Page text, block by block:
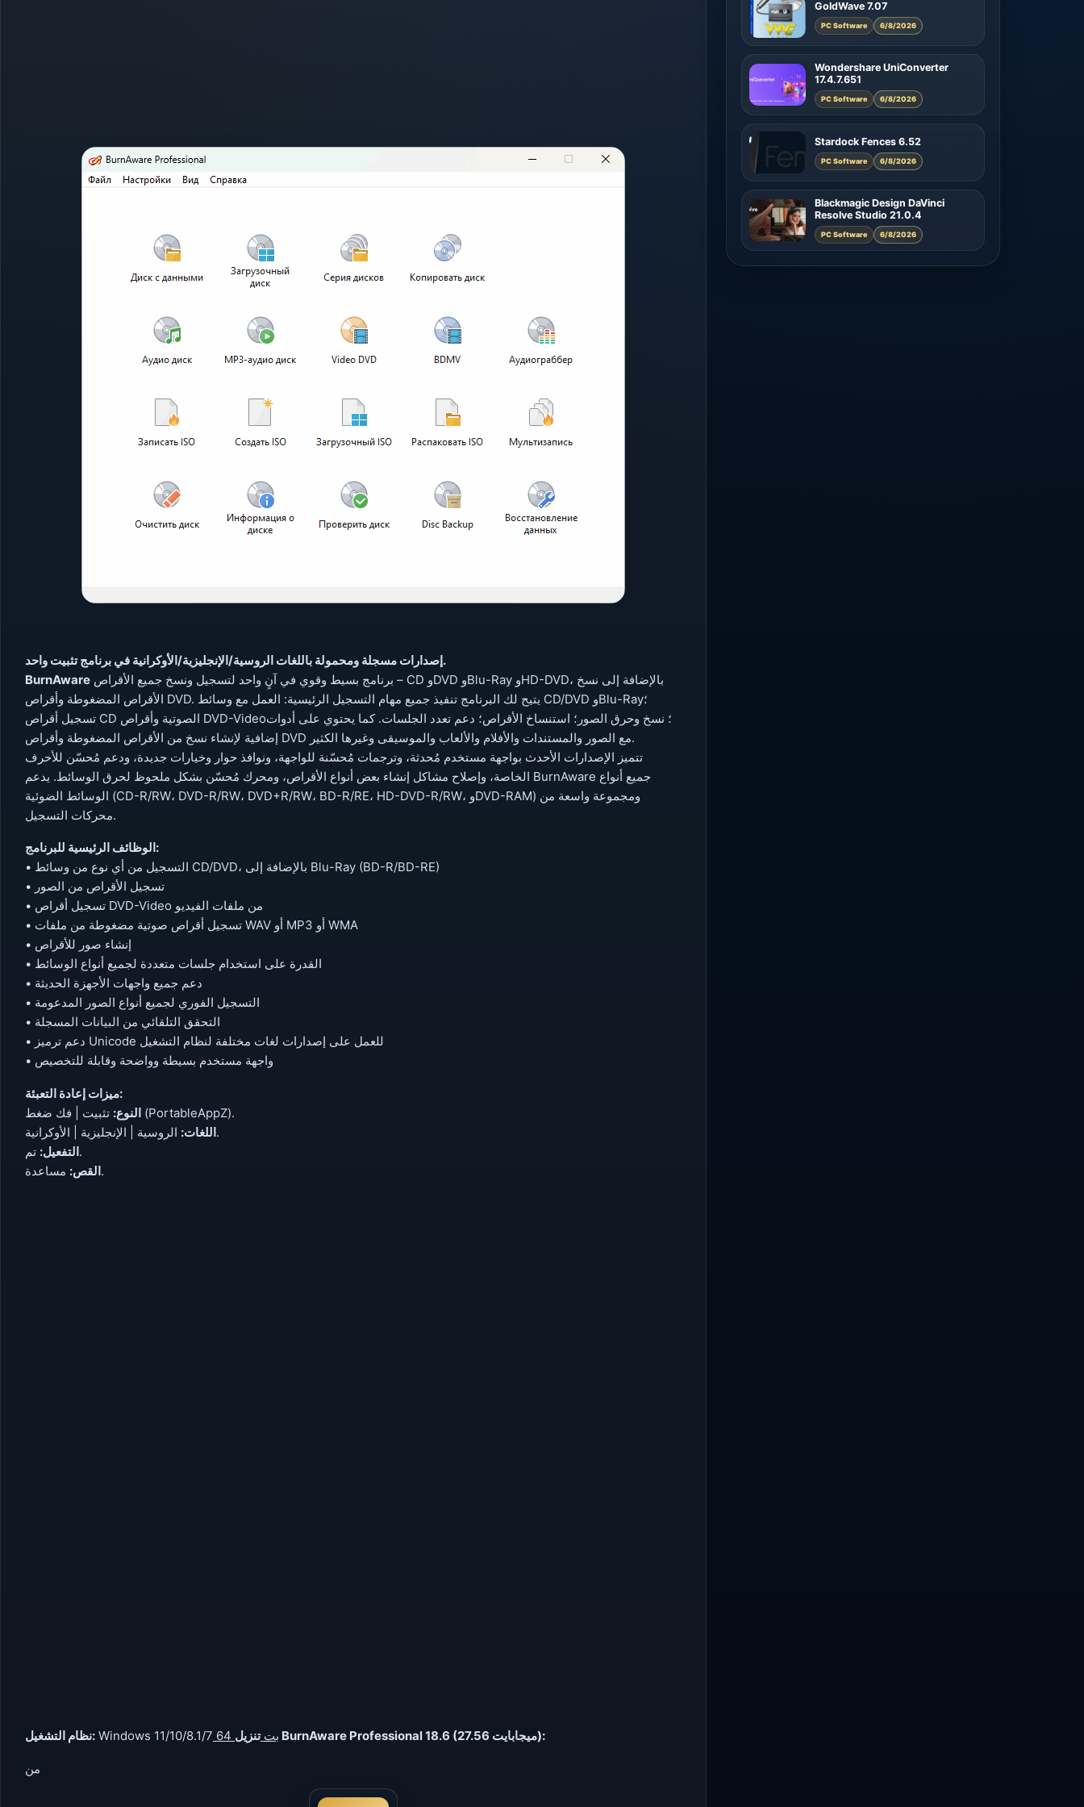
إصدارات مسجلة ومحمولة باللغات الروسية/الإنجليزية/الأوكرانية في برنامج تثبيت واحد.
BurnAware
الأقراص المضغوطة وأقراص DVD. يتيح لك البرنامج تنفيذ جميع مهام التسجيل الرئيسية: العمل مع وسائط CD/DVD وBlu-Ray؛
تسجيل أقراص CD الصوتية وأقراص DVD-Video؛ نسخ وحرق الصور؛ استنساخ الأقراص؛ دعم تعدد الجلسات. كما يحتوي على أدوات
إضافية لإنشاء نسخ من الأقراص المضغوطة وأقراص DVD مع الصور والمستندات والأفلام والألعاب والموسيقى وغيرها الكثير.
تتميز الإصدارات الأحدث بواجهة مستخدم مُحدثة، وترجمات مُحسّنة للواجهة، ونوافذ حوار وخيارات جديدة، ودعم مُحسّن للأحرف
الخاصة، وإصلاح مشاكل إنشاء بعض أنواع الأقراص، ومحرك مُحسّن بشكل ملحوظ لحرق الوسائط. يدعم BurnAware جميع أنواع
الوسائط الضوئية (CD-R/RW، DVD-R/RW، DVD+R/RW، BD-R/RE، HD-DVD-R/RW، وDVD-RAM) ومجموعة واسعة من
محركات التسجيل.
الوظائف الرئيسية للبرنامج:
• التسجيل من أي نوع من وسائط CD/DVD، بالإضافة إلى Blu-Ray (BD-R/BD-RE)
• تسجيل الأقراص من الصور
• تسجيل أقراص DVD-Video من ملفات الفيديو
• تسجيل أقراص صوتية مضغوطة من ملفات WAV أو MP3 أو WMA
• إنشاء صور للأقراص
• القدرة على استخدام جلسات متعددة لجميع أنواع الوسائط
• دعم جميع واجهات الأجهزة الحديثة
• التسجيل الفوري لجميع أنواع الصور المدعومة
• التحقق التلقائي من البيانات المسجلة
• دعم ترميز Unicode للعمل على إصدارات لغات مختلفة لنظام التشغيل
• واجهة مستخدم بسيطة وواضحة وقابلة للتخصيص
ميزات إعادة التعبئة:
النوع: تثبيت | فك ضغط (PortableAppZ).
اللغات:الروسية | الإنجليزية | الأوكرانية.
التفعيل:تم.
القص:مساعدة.
نظام التشغيل: Windows 11/10/8.1/7 64 بت تنزيل BurnAware Professional 18.6 (27.56 ميجابايت):
GoldWave 7.07
PC Software 6/8/2026
Wondershare UniConverter
17.4.7.651
PC Software 6/8/2026
Stardock Fences 6.52
PC Software 6/8/2026
Blackmagic Design DaVinci
Resolve Studio 21.0.4
PC Software 6/8/2026